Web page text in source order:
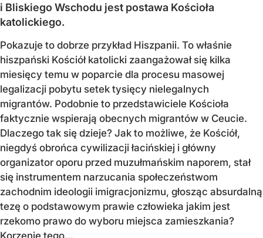
i Bliskiego Wschodu jest postawa Kościoła
katolickiego.
Pokazuje to dobrze przykład Hiszpanii. To właśnie
hiszpański Kościół katolicki zaangażował się kilka
miesięcy temu w poparcie dla procesu masowej
legalizacji pobytu setek tysięcy nielegalnych
migrantów. Podobnie to przedstawiciele Kościoła
faktycznie wspierają obecnych migrantów w Ceucie.
Dlaczego tak się dzieje? Jak to możliwe, że Kościół,
niegdyś obrońca cywilizacji łacińskiej i główny
organizator oporu przed muzułmańskim naporem, stał
się instrumentem narzucania społeczeństwom
zachodnim ideologii imigracjonizmu, głosząc absurdalną
tezę o podstawowym prawie człowieka jakim jest
rzekomo prawo do wyboru miejsca zamieszkania?
Korzenie tego...